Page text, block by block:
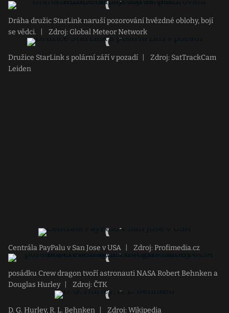
Dráha družic StarLink naruší pozorování hvězdné oblohy, bojí
se vědci.
Zdroj: Global Meteor Network
Družice StarLink s polární září v pozadí
Zdroj: SatTrackCam
Leiden
Centrála PayPalu v San Jose v USA Zdroj: Profimedia.cz
posádku Crew dragon tvoří astronauti NASA Robert Behnken a
Douglas Hurley
Zdroj: ČTK
D. G. Hurley, R. L. Behnken Zdroj: Wikipedia